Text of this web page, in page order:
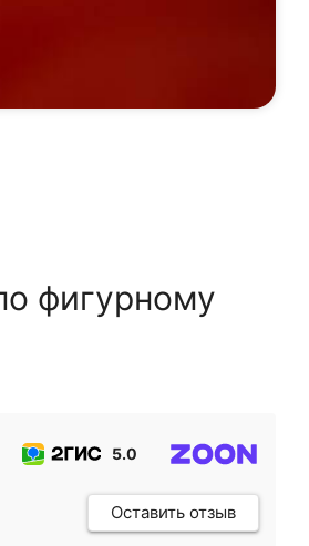
фигурному
5.0
Оставить отзыв